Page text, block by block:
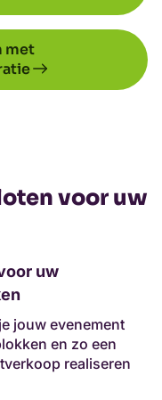
met
voor uw
uw
jouw evenement
en zo een
realiseren